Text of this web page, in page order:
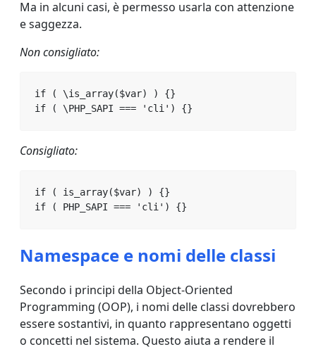
Ma in alcuni casi, è permesso usarla con attenzione
e saggezza.
Non consigliato:
if ( \is_array($var) ) {}
if ( \PHP_SAPI === 'cli') {}
Consigliato:
if ( is_array($var) ) {}
if ( PHP_SAPI === 'cli') {}
Namespace e nomi delle classi
Secondo i principi della Object-Oriented
Programming (OOP), i nomi delle classi dovrebbero
essere sostantivi, in quanto rappresentano oggetti
o concetti nel sistema. Questo aiuta a rendere il